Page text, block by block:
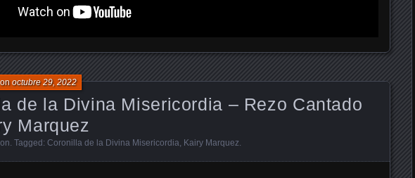
de la Divina Misericordia – Rezo Cantado
Marquez
octubre 29, 2022
. Tagged: Coronilla de la Divina Misericordia Kairy Marquez